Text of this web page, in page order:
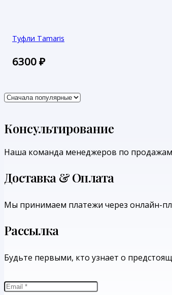
Туфли Tamaris
6300₽
Консультирование
Наша команда менеджеров по
Доставка & Оплата
Мы принимаем платежи через онлайн-
Рассылка
Будьте первыми, кто узнает о